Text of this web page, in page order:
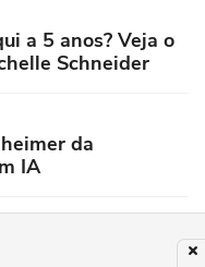
a 5 anos? Veja o
Schneider
da
IA